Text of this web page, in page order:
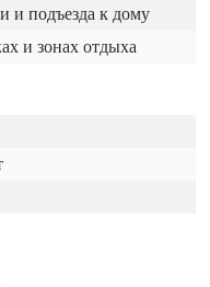
и подъезда к дому
и зонах отдыха